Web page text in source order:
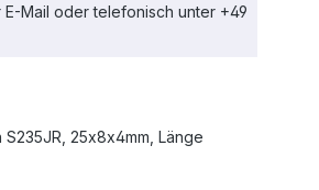
Mail oder telefonisch unter +49